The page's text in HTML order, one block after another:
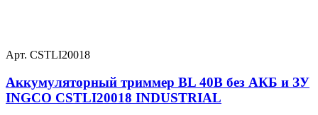
Арт. CSTLI20018
Аккумуляторный триммер BL 40В без АКБ и ЗУ
INGCO CSTLI20018 INDUSTRIAL